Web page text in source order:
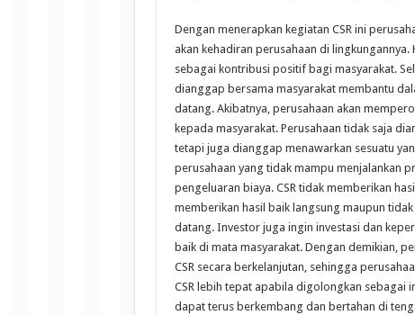
Dengan menerapkan kegiatan CSR ini
akan kehadiran perusahaan di
sebagai kontribusi positif bagi masyarakat.
dianggap bersama masyarakat membantu
datang. Akibatnya, perusahaan akan
kepada masyarakat. Perusahaan tidak saja
tetapi juga dianggap menawarkan sesuatu
perusahaan yang tidak mampu menjalankan
pengeluaran biaya. CSR tidak memberikan
memberikan hasil baik langsung maupun
datang. Investor juga ingin investasi dan
baik di mata masyarakat. Dengan demikian,
CSR secara berkelanjutan, sehingga
CSR lebih tepat apabila digolongkan sebagai
dapat terus berkembang dan bertahan di